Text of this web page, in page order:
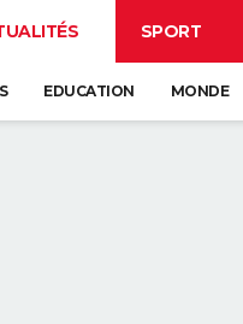
SPORT
EDUCATION MONDE